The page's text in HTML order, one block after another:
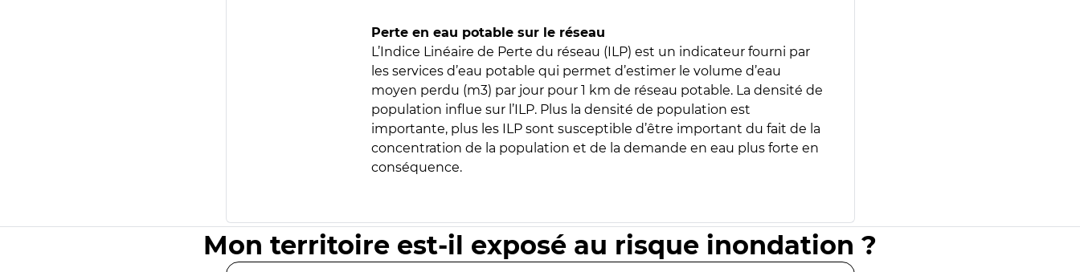
Perte en eau potable sur le réseau
L’Indice Linéaire de Perte du réseau (ILP) est un indicateur fourni par
les services d’eau potable qui permet d’estimer le volume d’eau
moyen perdu (m3) par jour pour 1 km de réseau potable. La densité de
population influe sur l’ILP. Plus la densité de population est
importante, plus les ILP sont susceptible d’être important du fait de la
concentration de la population et de la demande en eau plus forte en
conséquence.
Mon territoire est-il exposé au risque inondation ?